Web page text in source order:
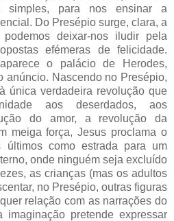
simples, para nos ensinar a
Do Presépio surge, clara, a
deixar-nos iludir pela
efémeras de felicidade.
o palácio de Herodes,
anúncio. Nascendo no Presépio,
única verdadeira revolução que
aos deserdados, aos
do amor, a revolução da
meiga força, Jesus proclama o
como estrada para um
onde ninguém seja excluído
as crianças (mas os adultos
no Presépio, outras figuras
relação com as narrações do
imaginação pretende expressar